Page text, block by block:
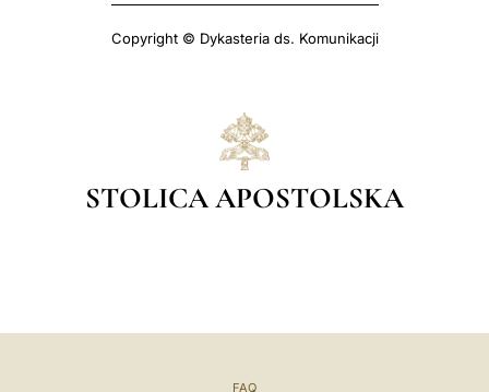
Copyright © Dykasteria ds. Komunikacji
STOLICA APOSTOLSKA
FAQ